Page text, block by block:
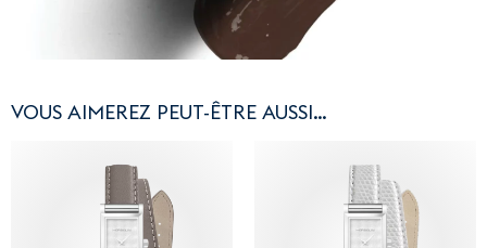
VOUS AIMEREZ PEUT-ÊTRE AUSSI…